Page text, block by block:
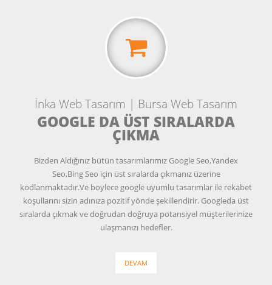
İnka Web Tasarım | Bursa Web Tasarım
GOOGLE DA ÜST SIRALARDA
ÇIKMA
Bizden Aldığınız bütün tasarımlarımız Google Seo,Yandex
Seo,Bing Seo için üst sıralarda çıkmanız üzerine
kodlanmaktadır.Ve böylece google uyumlu tasarımlar ile rekabet
koşullarını sizin adınıza pozitif yönde şekillendirir. Googleda üst
sıralarda çıkmak ve doğrudan doğruya potansiyel müşterilerinize
ulaşmanızı hedefler.
DEVAM